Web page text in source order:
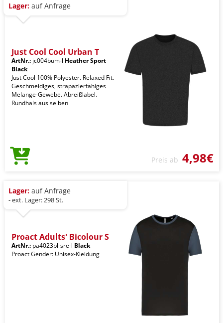
Lager: auf Anfrage
Just Cool Cool Urban T
ArtNr.: jc004bum-l Heather Sport
Black
Just Cool 100% Polyester. Relaxed Fit.
Geschmeidiges, strapazierfähiges
Melange-Gewebe. Abreißlabel.
Rundhals aus selben
Preis ab 4,98€
Lager: auf Anfrage
- ext. Lager: 298 St.
Proact Adults' Bicolour S
ArtNr.: pa4023bl-sre-l Black
Proact Gender: Unisex-Kleidung